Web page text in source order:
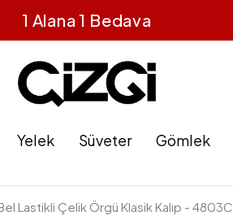
1 Alana 1 Bedava
Yelek Süveter Gömlek
Lastikli Çelik Örgü Klasik Kalıp - 4803C